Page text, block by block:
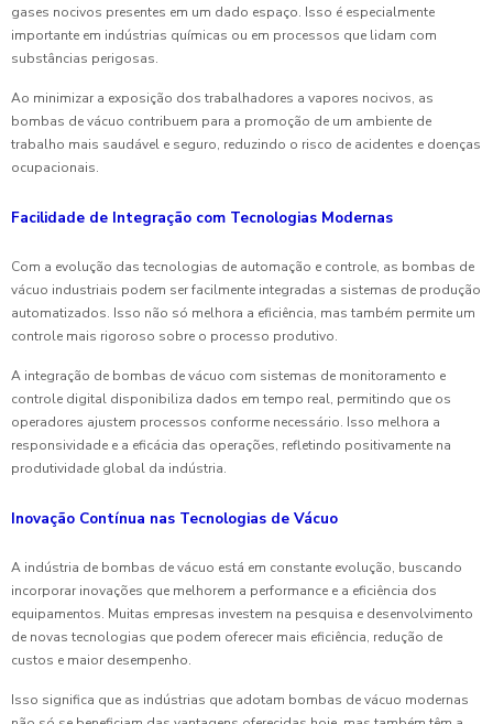
gases nocivos presentes em um dado espaço. Isso é especialmente
importante em indústrias químicas ou em processos que lidam com
substâncias perigosas.
Ao minimizar a exposição dos trabalhadores a vapores nocivos, as
bombas de vácuo contribuem para a promoção de um ambiente de
trabalho mais saudável e seguro, reduzindo o risco de acidentes e doenças
ocupacionais.
Facilidade de Integração com Tecnologias Modernas
Com a evolução das tecnologias de automação e controle, as bombas de
vácuo industriais podem ser facilmente integradas a sistemas de produção
automatizados. Isso não só melhora a eficiência, mas também permite um
controle mais rigoroso sobre o processo produtivo.
A integração de bombas de vácuo com sistemas de monitoramento e
controle digital disponibiliza dados em tempo real, permitindo que os
operadores ajustem processos conforme necessário. Isso melhora a
responsividade e a eficácia das operações, refletindo positivamente na
produtividade global da indústria.
Inovação Contínua nas Tecnologias de Vácuo
A indústria de bombas de vácuo está em constante evolução, buscando
incorporar inovações que melhorem a performance e a eficiência dos
equipamentos. Muitas empresas investem na pesquisa e desenvolvimento
de novas tecnologias que podem oferecer mais eficiência, redução de
custos e maior desempenho.
Isso significa que as indústrias que adotam bombas de vácuo modernas